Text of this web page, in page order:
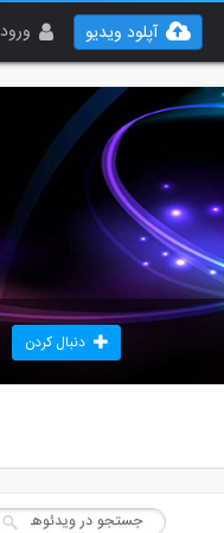
ورود آپلود ویدیو
دنبال کردن